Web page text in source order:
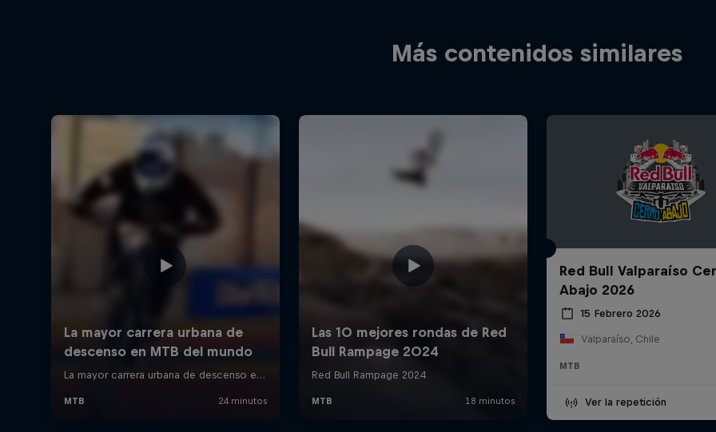
Más contenidos similares
Red Bull Valparaíso
Abajo 2026
15 Febrero 2026
Valparaíso, Chile
MTB
Ver la repetición